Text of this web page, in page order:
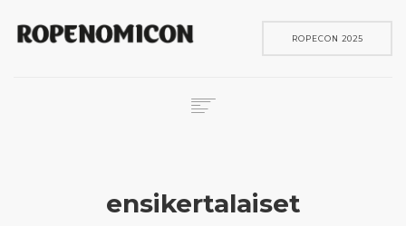
ROPECON 2025
ensikertalaiset